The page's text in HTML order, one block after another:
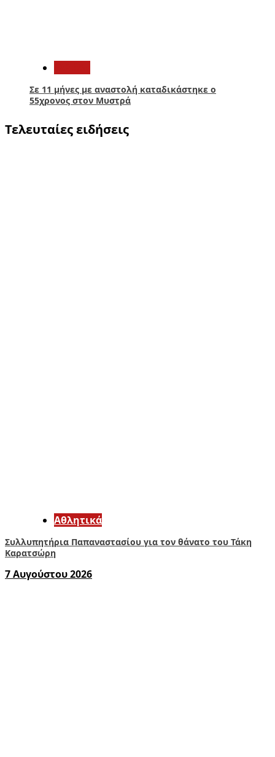
Σε 11 μήνες με αναστολή καταδικάστηκε ο
55χρονος στον Μυστρά
Τελευταίες ειδήσεις
Αθλητικά
Συλλυπητήρια Παπαναστασίου για τον θάνατο του Τάκη
Καρατσώρη
7 Αυγούστου 2026